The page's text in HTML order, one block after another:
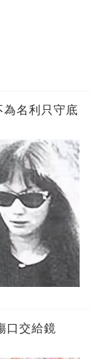
名利只守底
口交給鏡